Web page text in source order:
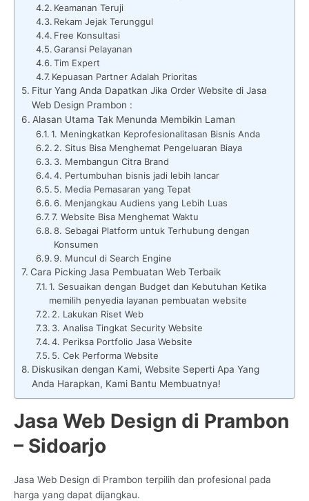
Keamanan Teruji
Rekam Jejak Terunggul
Free Konsultasi
Garansi Pelayanan
Tim Expert
Kepuasan Partner Adalah Prioritas
Fitur Yang Anda Dapatkan Jika Order Website di Jasa
Web Design Prambon :
Alasan Utama Tak Menunda Membikin Laman
1. Meningkatkan Keprofesionalitasan Bisnis Anda
2. Situs Bisa Menghemat Pengeluaran Biaya
3. Membangun Citra Brand
4. Pertumbuhan bisnis jadi lebih lancar
5. Media Pemasaran yang Tepat
6. Menjangkau Audiens yang Lebih Luas
7. Website Bisa Menghemat Waktu
8. Sebagai Platform untuk Terhubung dengan
Konsumen
9. Muncul di Search Engine
Cara Picking Jasa Pembuatan Web Terbaik
1. Sesuaikan dengan Budget dan Kebutuhan Ketika
memilih penyedia layanan pembuatan website
2. Lakukan Riset Web
3. Analisa Tingkat Security Website
4. Periksa Portfolio Jasa Website
5. Cek Performa Website
Diskusikan dengan Kami, Website Seperti Apa Yang
Anda Harapkan, Kami Bantu Membuatnya!
Jasa Web Design di Prambon
– Sidoarjo
Jasa Web Design di Prambon terpilih dan profesional pada
harga yang dapat dijangkau.